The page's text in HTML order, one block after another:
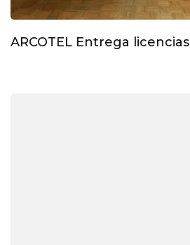
ARCOTEL Entrega licencias